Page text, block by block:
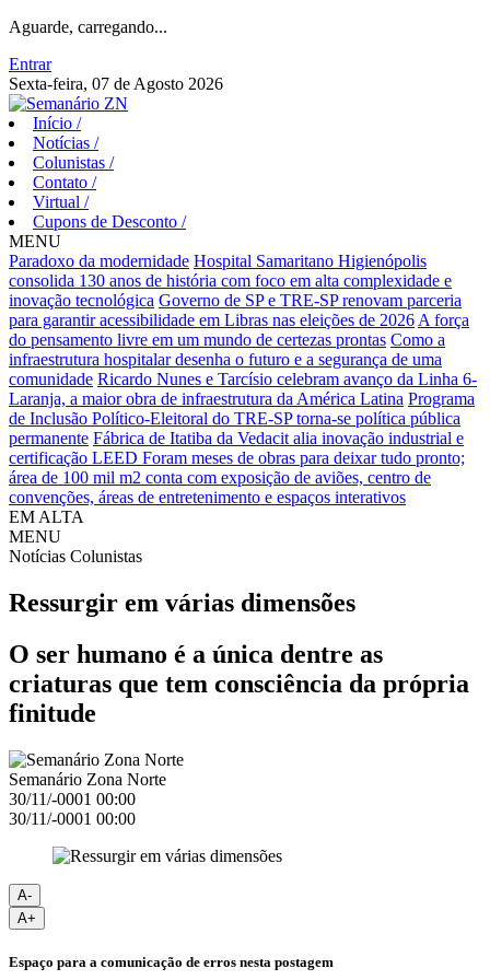
Aguarde, carregando...
Entrar
Sexta-feira, 07 de Agosto 2026
Início /
Notícias /
Colunistas /
Contato /
Virtual /
Cupons de Desconto /
MENU
Paradoxo da modernidade Hospital Samaritano Higienópolis
consolida 130 anos de história com foco em alta complexidade e
inovação tecnológica Governo de SP e TRE-SP renovam parceria
para garantir acessibilidade em Libras nas eleições de 2026 A força
do pensamento livre em um mundo de certezas prontas Como a
infraestrutura hospitalar desenha o futuro e a segurança de uma
comunidade Ricardo Nunes e Tarcísio celebram avanço da Linha 6-
Laranja, a maior obra de infraestrutura da América Latina Programa
de Inclusão Político-Eleitoral do TRE-SP torna-se política pública
permanente Fábrica de Itatiba da Vedacit alia inovação industrial e
certificação LEED Foram meses de obras para deixar tudo pronto;
área de 100 mil m2 conta com exposição de aviões, centro de
convenções, áreas de entretenimento e espaços interativos
EM ALTA
MENU
Notícias Colunistas
Ressurgir em várias dimensões
O ser humano é a única dentre as
criaturas que tem consciência da própria
finitude
Semanário Zona Norte
30/11/-0001 00:00
30/11/-0001 00:00
A-
A+
Espaço para a comunicação de erros nesta postagem